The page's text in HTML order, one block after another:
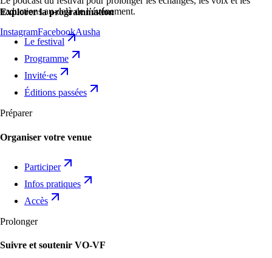
traductions au-delà de l’événement.
InstagramFacebookAusha
Explorer la programmation
Le festival
Programme
Invité·es
Éditions passées
Préparer
Organiser votre venue
Participer
Infos pratiques
Accès
Prolonger
Suivre et soutenir VO-VF